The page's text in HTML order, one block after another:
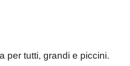
per tutti, grandi e piccini.